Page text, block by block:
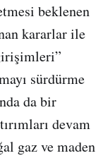
beklenen
kararlar ile
sürdürme
da bir
devam
gaz ve maden